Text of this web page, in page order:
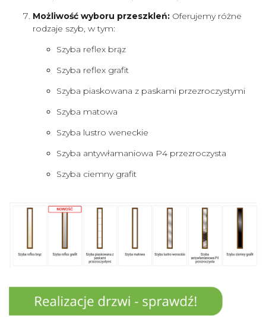
Możliwość wyboru przeszkleń: Oferujemy różne
rodzaje szyb, w tym:
Szyba reflex brąz
Szyba reflex grafit
Szyba piaskowana z paskami przezroczystymi
Szyba matowa
Szyba lustro weneckie
Szyba antywłamaniowa P4 przezroczysta
Szyba ciemny grafit